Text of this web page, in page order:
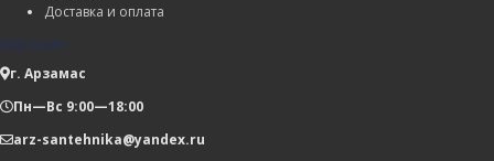
Доставка и оплата
Магазин
г. Арзамас
Пн—Вс 9:00—18:00
arz-santehnika@yandex.ru